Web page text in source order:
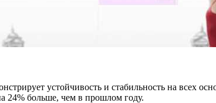
устойчивость и стабильность на всех
24% больше, чем в прошлом году.